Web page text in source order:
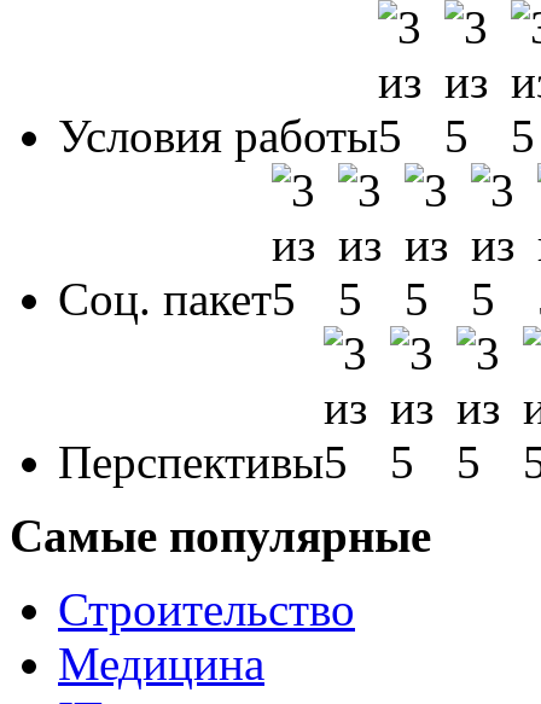
Условия работы
Соц. пакет
Перспективы
Самые популярные
Строительство
Медицина